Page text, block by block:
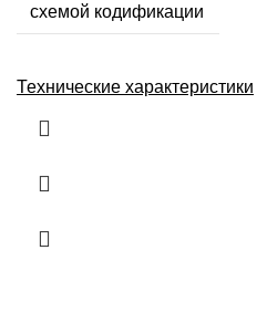
схемой кодификации
Технические характеристики